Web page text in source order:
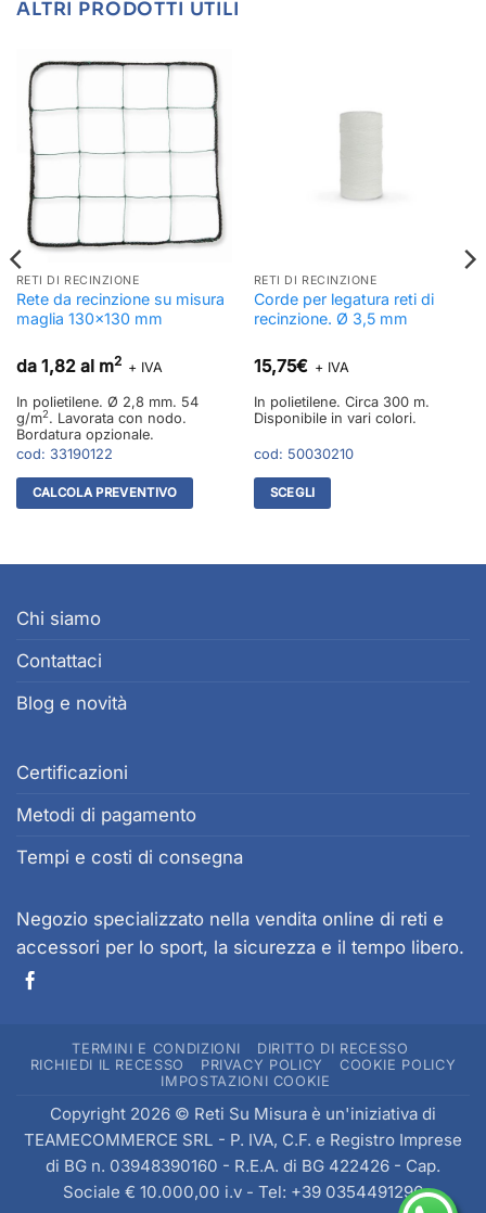
ALTRI PRODOTTI UTILI
RETI DI RECINZIONE
Rete da recinzione su misura
maglia 130×130 mm
da 1,82 al m2 + IVA
In polietilene. Ø 2,8 mm. 54
g/m2. Lavorata con nodo.
Bordatura opzionale.
cod: 33190122
CALCOLA PREVENTIVO
RETI DI RECINZIONE
Corde per legatura reti di
recinzione. Ø 3,5 mm
15,75€ + IVA
In polietilene. Circa 300 m.
Disponibile in vari colori.
cod: 50030210
SCEGLI
ha
Chi siamo
Contattaci
Blog e novità
Certificazioni
Metodi di pagamento
Tempi e costi di consegna
Negozio specializzato nella vendita online di reti e
accessori per lo sport, la sicurezza e il tempo libero.
TERMINI E CONDIZIONI
DIRITTO DI RECESSO
RICHIEDI IL RECESSO
PRIVACY POLICY
COOKIE POLICY
IMPOSTAZIONI COOKIE
Copyright 2026 © Reti Su Misura è un'iniziativa di
TEAMECOMMERCE SRL - P. IVA, C.F. e Registro Imprese
di BG n. 03948390160 - R.E.A. di BG 422426 - Cap.
Sociale € 10.000,00 i.v - Tel: +39 0354491296